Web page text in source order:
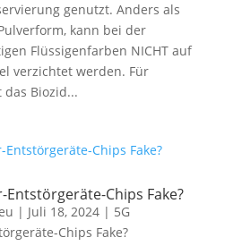
genutzt. Anders als
kann bei der
Flüssigenfarben NICHT auf
verzichtet werden. Für
Biozid...
Chips Fake?
| Juli 18, 2024| 5G
Chips Fake?